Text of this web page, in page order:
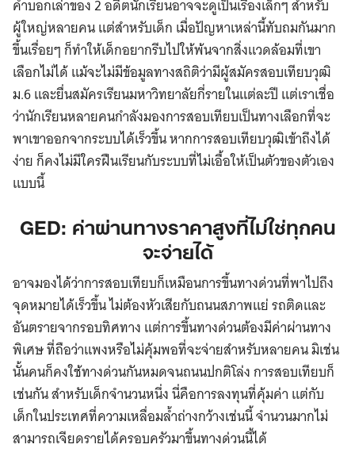
คำบอกเล่าของ 2 อดีตนักเรียนอาจจะดูเป็นเรื่องเล็กๆ สำหรับ
ผู้ใหญ่หลายคน แต่สำหรับเด็ก เมื่อปัญหาเหล่านี้ทับถมกันมาก
ขึ้นเรื่อยๆ ก็ทำให้เด็กอยากรีบไปให้พ้นจากสิ่งแวดล้อมที่เขา
เลือกไม่ได้ แม้จะไม่มีข้อมูลทางสถิติว่ามีผู้สมัครสอบเทียบวุฒิ
ม.6 และยื่นสมัครเรียนมหาวิทยาลัยกี่รายในแต่ละปี แต่เราเชื่อ
ว่านักเรียนหลายคนกำลังมองการสอบเทียบเป็นทางเลือกที่จะ
พาเขาออกจากระบบได้เร็วขึ้น หากการสอบเทียบวุฒิเข้าถึงได้
ง่าย ก็คงไม่มีใครฝืนเรียนกับระบบที่ไม่เอื้อให้เป็นตัวของตัวเอง
แบบนี้
GED: ค่าผ่านทางราคาสูงที่ไม่ใช่ทุกคน
จะจ่ายได้
อาจมองได้ว่าการสอบเทียบก็เหมือนการขึ้นทางด่วนที่พาไปถึง
จุดหมายได้เร็วขึ้น ไม่ต้องหัวเสียกับถนนสภาพแย่ รถติดและ
อันตรายจากรอบทิศทาง แต่การขึ้นทางด่วนต้องมีค่าผ่านทาง
พิเศษ ที่ถือว่าแพงหรือไม่คุ้มพอที่จะจ่ายสำหรับหลายคน มิเช่น
นั้นคนก็คงใช้ทางด่วนกันหมดจนถนนปกติโล่ง การสอบเทียบก็
เช่นกัน สำหรับเด็กจำนวนหนึ่ง นี่คือการลงทุนที่คุ้มค่า แต่กับ
เด็กในประเทศที่ความเหลื่อมล้ำถ่างกว้างเช่นนี้ จำนวนมากไม่
สามารถเจียดรายได้ครอบครัวมาขึ้นทางด่วนนี้ได้